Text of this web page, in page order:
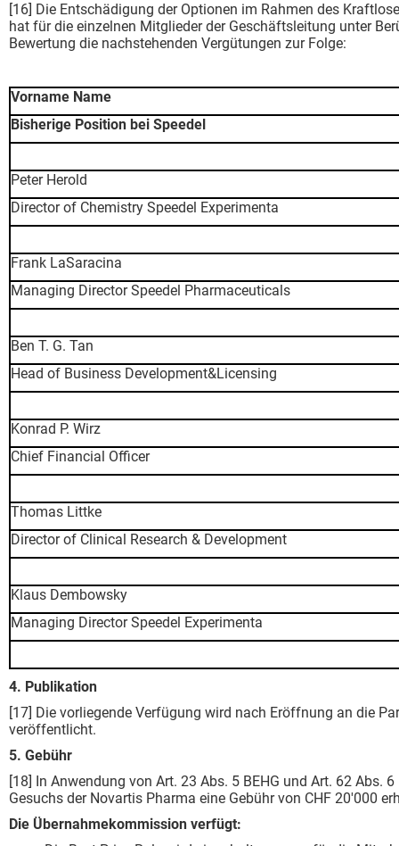
[16] Die Entschädigung der Optionen im Rahmen des
hat für die einzelnen Mitglieder der Geschäftsleitung unter
Bewertung die nachstehenden Vergütungen zur Folge:
Vorname Name
Bisherige Position bei Speedel
Peter Herold
Director of Chemistry Speedel Experimenta
Frank LaSaracina
Managing Director Speedel Pharmaceuticals
Ben T. G. Tan
Head of Business Development&Licensing
Konrad P. Wirz
Chief Financial Officer
Thomas Littke
Director of Clinical Research & Development
Klaus Dembowsky
Managing Director Speedel Experimenta
4. Publikation
[17] Die vorliegende Verfügung wird nach Eröffnung an die
veröffentlicht.
5. Gebühr
[18] In Anwendung von Art. 23 Abs. 5 BEHG und Art. 62 Abs.
Gesuchs der Novartis Pharma eine Gebühr von CHF 20'000
Die Übernahmekommission verfügt: